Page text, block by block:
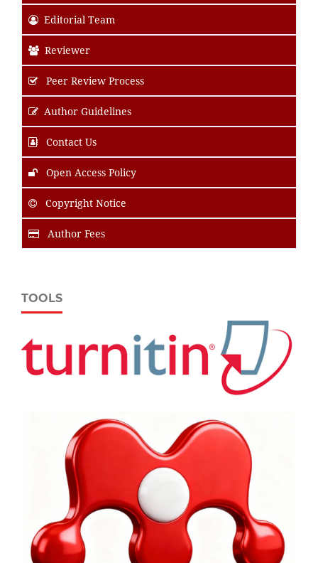
Editorial Team
Reviewer
Peer Review Process
Author Guidelines
Contact Us
Open Access Policy
Copyright Notice
Author Fees
TOOLS